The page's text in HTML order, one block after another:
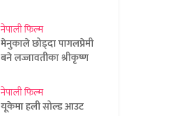
नेपाली फिल्म
मेनुकाले छोड्दा पागलप्रेमी
बने लज्जावतीका श्रीकृष्ण
नेपाली फिल्म
यूकेमा हली सोल्ड आउट